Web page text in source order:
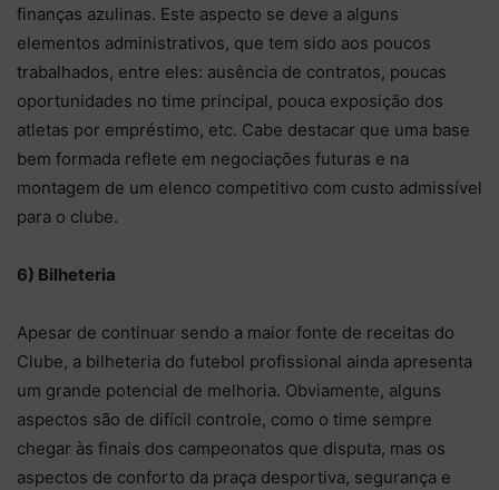
finanças azulinas. Este aspecto se deve a alguns
elementos administrativos, que tem sido aos poucos
trabalhados, entre eles: ausência de contratos, poucas
oportunidades no time principal, pouca exposição dos
atletas por empréstimo, etc. Cabe destacar que uma base
bem formada reflete em negociações futuras e na
montagem de um elenco competitivo com custo admissível
para o clube.
6) Bilheteria
Apesar de continuar sendo a maior fonte de receitas do
Clube, a bilheteria do futebol profissional ainda apresenta
um grande potencial de melhoria. Obviamente, alguns
aspectos são de difícil controle, como o time sempre
chegar às finais dos campeonatos que disputa, mas os
aspectos de conforto da praça desportiva, segurança e